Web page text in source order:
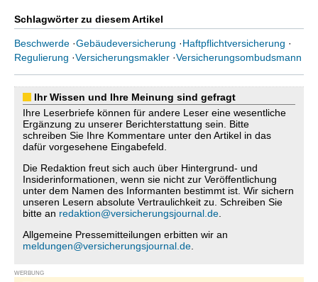
Schlagwörter zu diesem Artikel
Beschwerde ·Gebäudeversicherung ·Haftpflichtversicherung ·
Regulierung ·Versicherungsmakler ·Versicherungsombudsmann
Ihr Wissen und Ihre Meinung sind gefragt
Ihre Leserbriefe können für andere Leser eine wesentliche
Ergänzung zu unserer Berichterstattung sein. Bitte
schreiben Sie Ihre Kommentare unter den Artikel in das
dafür vorgesehene Eingabefeld.
Die Redaktion freut sich auch über Hintergrund- und
Insiderinformationen, wenn sie nicht zur Veröffentlichung
unter dem Namen des Informanten bestimmt ist. Wir sichern
unseren Lesern absolute Vertraulichkeit zu. Schreiben Sie
bitte an redaktion@versicherungsjournal.de
Allgemeine Pressemitteilungen erbitten wir an
meldungen@versicherungsjournal.de
WERBUNG